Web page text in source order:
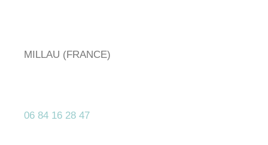
MILLAU (FRANCE)
06 84 16 28 47